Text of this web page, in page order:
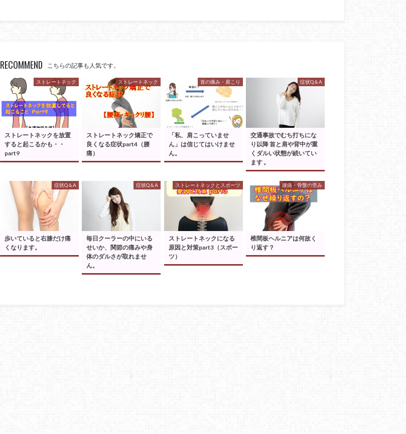
RECOMMEND こちらの記事も人気です。
ストレートネック
ストレートネックを放置
すると起こるかも・・
part9
ストレートネック
ストレートネック矯正で
良くなる症状part4（腰
痛）
首の痛み・肩こり
「私、肩こっていませ
ん」は信じてはいけませ
ん。
症状Q＆A
交通事故でむち打ちにな
り以降 首と肩や背中が重
くダルい状態が続いてい
ます 。
症状Q＆A
歩いていると右膝だけ痛
くなります。
症状Q＆A
毎日クーラーの中にいる
せいか、関節の痛みや身
体のダルさが取れませ
ん。
ストレートネックとスポーツ
ストレートネックになる
原因と対策part3（スポー
ツ）
腰痛・骨盤の歪み
椎間板ヘルニアは何故く
り返す？